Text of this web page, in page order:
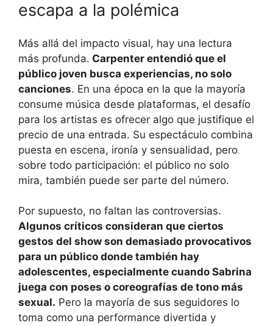
escapa a la polémica
Más allá del impacto visual, hay una lectura
más profunda. Carpenter entendió que el
público joven busca experiencias, no solo
canciones. En una época en la que la mayoría
consume música desde plataformas, el desafío
para los artistas es ofrecer algo que justifique el
precio de una entrada. Su espectáculo combina
puesta en escena, ironía y sensualidad, pero
sobre todo participación: el público no solo
mira, también puede ser parte del número.
Por supuesto, no faltan las controversias.
Algunos críticos consideran que ciertos
gestos del show son demasiado provocativos
para un público donde también hay
adolescentes, especialmente cuando Sabrina
juega con poses o coreografías de tono más
sexual. Pero la mayoría de sus seguidores lo
toma como una performance divertida y